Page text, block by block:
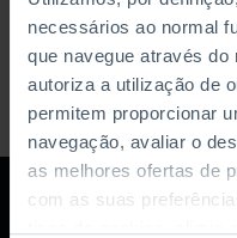
necessários ao normal
que navegue através
autoriza a utilização de
permitem proporcionar
navegação, avaliar o
as melhores ofertas de
com as suas